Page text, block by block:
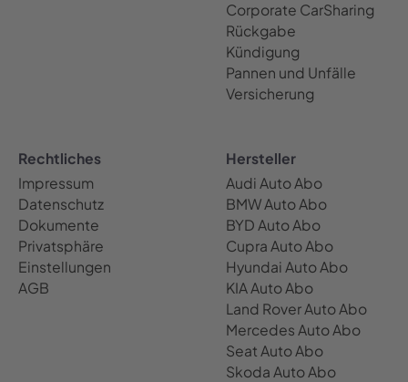
Corporate CarSharing
Rückgabe
Kündigung
Pannen und Unfälle
Versicherung
Rechtliches
Impressum
Datenschutz
Dokumente
Privatsphäre
Einstellungen
AGB
Hersteller
Audi Auto Abo
BMW Auto Abo
BYD Auto Abo
Cupra Auto Abo
Hyundai Auto Abo
KIA Auto Abo
Land Rover Auto Abo
Mercedes Auto Abo
Seat Auto Abo
Skoda Auto Abo